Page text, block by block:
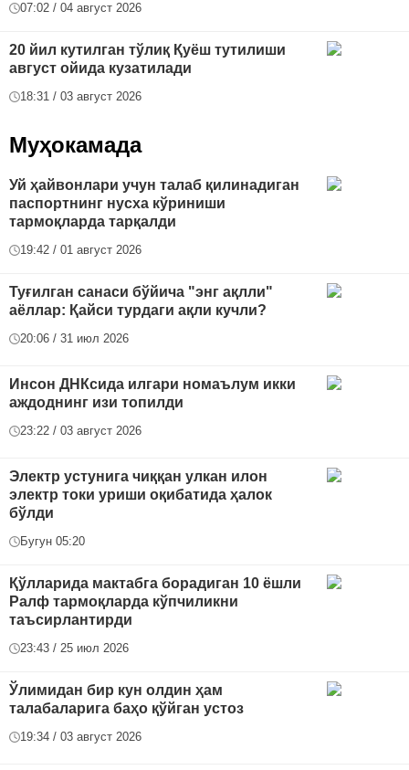
07:02 / 04 август 2026
20 йил кутилган тўлиқ Қуёш тутилиши
август ойида кузатилади
18:31 / 03 август 2026
Муҳокамада
Уй ҳайвонлари учун талаб қилинадиган
паспортнинг нусха кўриниши
тармоқларда тарқалди
19:42 / 01 август 2026
Туғилган санаси бўйича "энг ақлли"
аёллар: Қайси турдаги ақли кучли?
20:06 / 31 июл 2026
Инсон ДНКсида илгари номаълум икки
аждоднинг изи топилди
23:22 / 03 август 2026
Электр устунига чиққан улкан илон
электр токи уриши оқибатида ҳалок
бўлди
Бугун 05:20
Қўлларида мактабга борадиган 10 ёшли
Ралф тармоқларда кўпчиликни
таъсирлантирди
23:43 / 25 июл 2026
Ўлимидан бир кун олдин ҳам
талабаларига баҳо қўйган устоз
19:34 / 03 август 2026